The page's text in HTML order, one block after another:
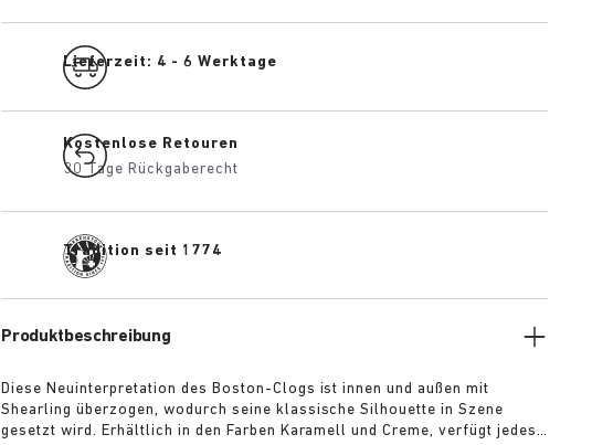
Lieferzeit: 4 - 6 Werktage
Kostenlose Retouren
30 Tage Rückgaberecht
Tradition seit 1774
Produktbeschreibung
Diese Neuinterpretation des Boston-Clogs ist innen und außen mit
Shearling überzogen, wodurch seine klassische Silhouette in Szene
gesetzt wird. Erhältlich in den Farben Karamell und Creme, verfügt jedes